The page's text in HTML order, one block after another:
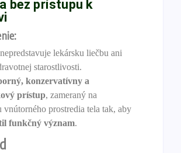
bez prístupu k
lekársku liečbu ani
starostlivosti.
konzervatívny a
prístup, zameraný na
vnútorného prostredia tela tak, aby
funkčný význam.